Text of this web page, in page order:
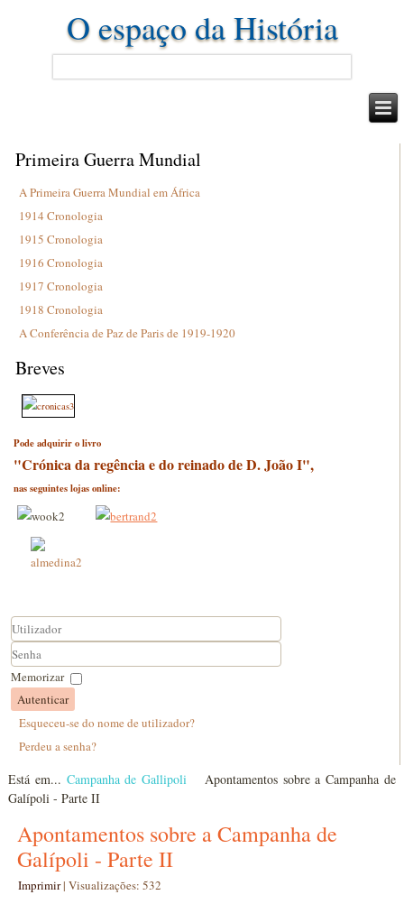
O espaço da História
Primeira Guerra Mundial
A Primeira Guerra Mundial em África
1914 Cronologia
1915 Cronologia
1916 Cronologia
1917 Cronologia
1918 Cronologia
A Conferência de Paz de Paris de 1919-1920
Breves
Pode adquirir o livro
"Crónica da regência e do reinado de D. João I",
nas seguintes lojas online:
Utilizador
Senha
Memorizar
Autenticar
Esqueceu-se do nome de utilizador?
Perdeu a senha?
Está em... Campanha de Gallipoli
Apontamentos sobre a Campanha de
Galípoli - Parte II
Apontamentos sobre a Campanha de
Galípoli - Parte II
Imprimir|Visualizações: 532